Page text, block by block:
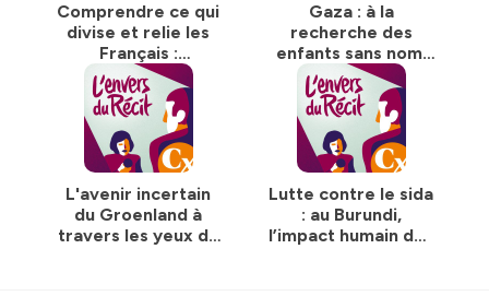
Comprendre ce qui
divise et relie les
Français :
immersion dans un
village de la Sarthe
Gaza : à la
recherche des
enfants sans nom,
quand l’enquête
dépasse son cadre
L'avenir incertain
du Groenland à
travers les yeux de
Lutte contre le sida
: au Burundi,
l’impact humain des